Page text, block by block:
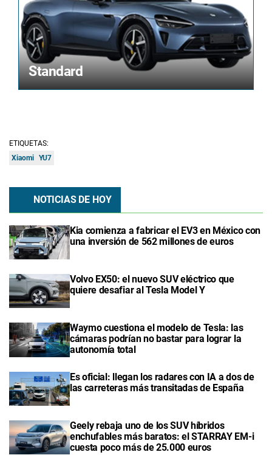
Standard
ETIQUETAS:
Xiaomi YU7
NOTICIAS DE HOY
Kia comienza a fabricar el EV3 en México con
una inversión de 562 millones de euros
Volvo EX50: el nuevo SUV eléctrico que
quiere desafiar al Tesla Model Y
Waymo cuestiona el modelo de Tesla: las
cámaras podrían no bastar para lograr la
autonomía total
Es oficial: llegan los radares con IA a dos de
las carreteras más transitadas de España
Geely rebaja uno de los SUV híbridos
enchufables más baratos: el STARRAY EM-i
cuesta poco más de 25.000 euros